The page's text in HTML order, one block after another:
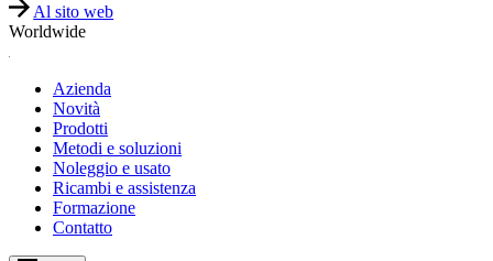
Al sito web
Worldwide
Azienda
Novità
Prodotti
Metodi e soluzioni
Noleggio e usato
Ricambi e assistenza
Formazione
Contatto